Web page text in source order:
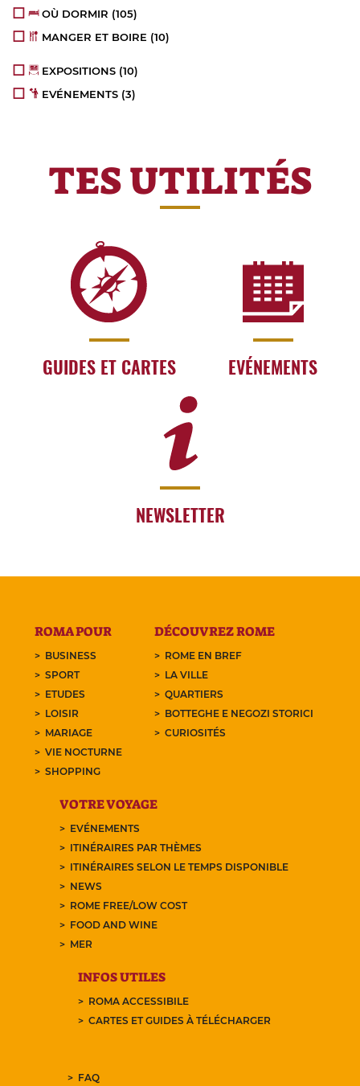
OÙ DORMIR (105)
MANGER ET BOIRE (10)
EXPOSITIONS (10)
EVÉNEMENTS (3)
TES UTILITÉS
GUIDES ET CARTES EVÉNEMENTS
NEWSLETTER
ROMA POUR
BUSINESS
SPORT
ETUDES
LOISIR
MARIAGE
VIE NOCTURNE
SHOPPING
DÉCOUVREZ ROME
ROME EN BREF
LA VILLE
QUARTIERS
BOTTEGHE E NEGOZI STORICI
CURIOSITÉS
VOTRE VOYAGE
EVÉNEMENTS
ITINÉRAIRES PAR THÈMES
ITINÉRAIRES SELON LE TEMPS DISPONIBLE
NEWS
ROME FREE/LOW COST
FOOD AND WINE
MER
INFOS UTILES
ROMA ACCESSIBILE
CARTES ET GUIDES À TÉLÉCHARGER
FAQ